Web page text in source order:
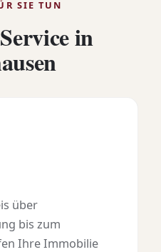
SIE TUN
in
über
bis zum
Ihre Immobilie